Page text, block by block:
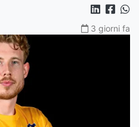
3 giorni fa